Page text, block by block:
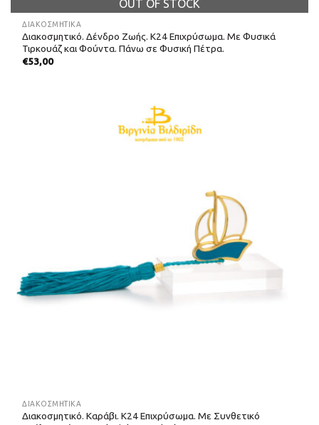
OUT OF STOCK
ΔΙΑΚΟΣΜΗΤΙΚΆ
Διακοσμητικό. Δένδρο Ζωής. Κ24 Επιχρύσωμα. Με Φυσικά
Τιρκουάζ και Φούντα. Πάνω σε Φυσική Πέτρα.
€53,00
ΔΙΑΚΟΣΜΗΤΙΚΆ
Διακοσμητικό. Καράβι. Κ24 Επιχρύσωμα. Με Συνθετικό